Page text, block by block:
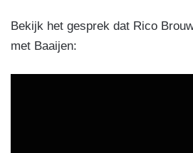
Bekijk het gesprek dat Rico
met Baaijen: